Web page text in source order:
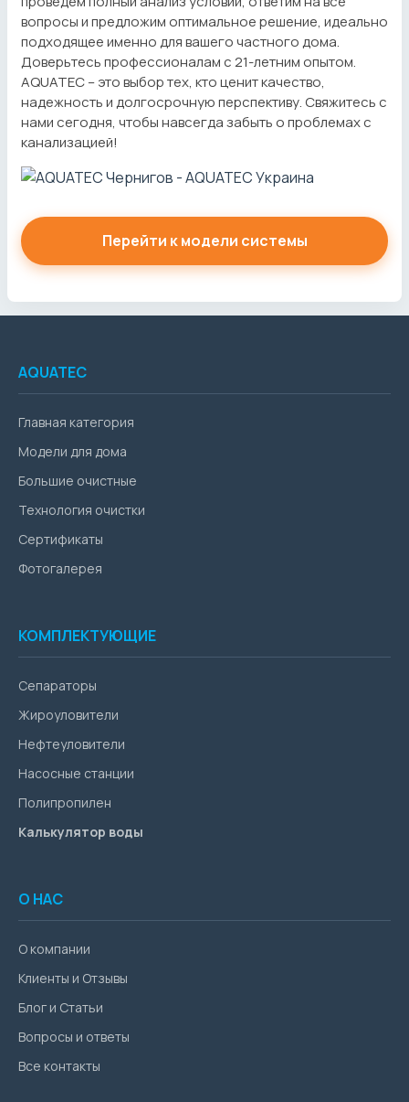
вопросы и предложим оптимальное решение, идеально
подходящее именно для вашего частного дома.
Доверьтесь профессионалам с 21-летним опытом.
AQUATEC – это выбор тех, кто ценит качество,
надежность и долгосрочную перспективу. Свяжитесь с
нами сегодня, чтобы навсегда забыть о проблемах с
канализацией!
Перейти к модели системы
AQUATEC
Главная категория
Модели для дома
Большие очистные
Технология очистки
Сертификаты
Фотогалерея
КОМПЛЕКТУЮЩИЕ
Сепараторы
Жироуловители
Нефтеуловители
Насосные станции
Полипропилен
Калькулятор воды
О НАС
О компании
Клиенты и Отзывы
Блог и Статьи
Вопросы и ответы
Все контакты